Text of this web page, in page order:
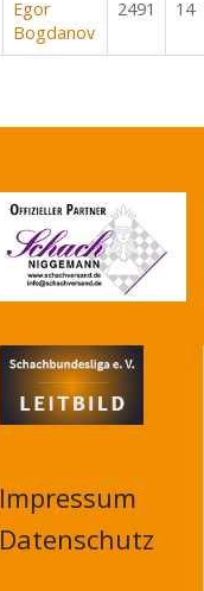
Egor
Bogdanov
2491 14
Impressum
Datenschutz